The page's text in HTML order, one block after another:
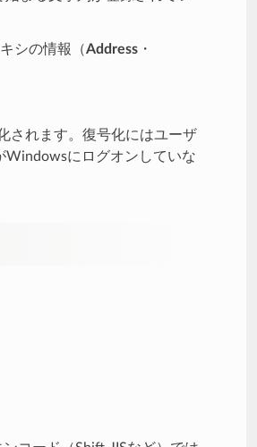
シの情報（Address・
されます。復号化にはユーザ
Windowsにログオンしていな